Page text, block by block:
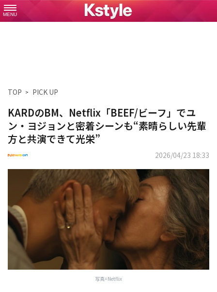
MENU
TOP PICK UP
KARDのBM、Netflix「BEEF/ビーフ」でユ
ン・ヨジョンと密着シーンも“素晴らしい先輩
方と共演できて光栄”
2026/04/23 18:33
写真=Netflix